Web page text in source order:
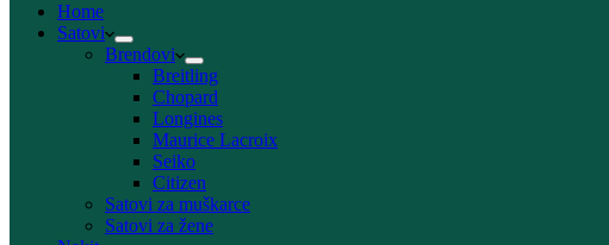
Home
Satovi
Brendovi
Breitling
Chopard
Longines
Maurice Lacroix
Seiko
Citizen
Satovi za muškarce
Satovi za žene